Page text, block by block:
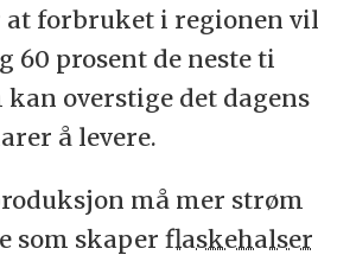
at forbruket i regionen vil
60 prosent de neste ti
kan overstige det dagens
å levere.
må mer strøm
som skaper flaskehalser